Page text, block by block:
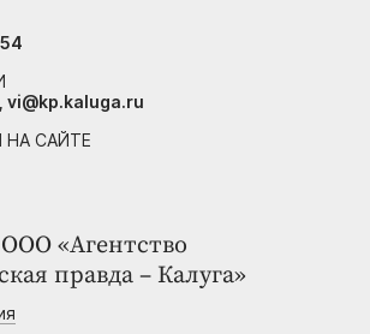
«Агентство
правда – Калуга»
vi@kp.kaluga.ru
САЙТЕ